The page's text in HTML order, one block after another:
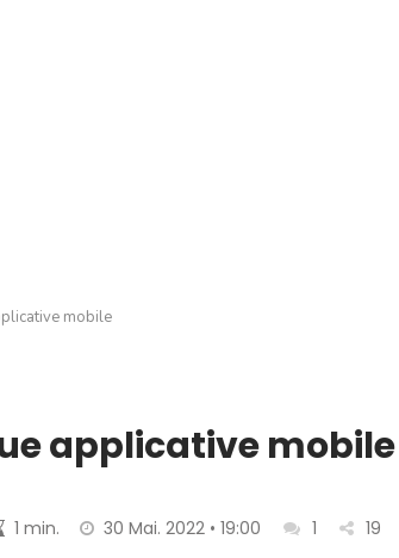
mobile
applicative mobile
1 min. 30 Mai. 2022 • 19:00 1 19